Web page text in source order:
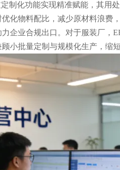
制化功能实现精准赋能，其用
化物料配比，减少原材料浪
企业合规出口。对于服装厂，
小批量定制与规模化生产，缩